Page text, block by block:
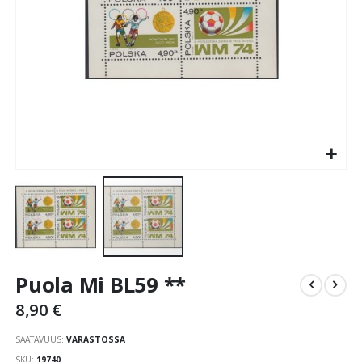
to
beginning
Puola Mi BL59 **
8,90 €
SAATAVUUS: VARASTOSSA
SKU 19740